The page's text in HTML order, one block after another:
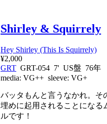
Shirley & Squirrely
Hey Shirley (This Is Squirrely)
¥2,000
GRT GRT-054 7' US盤 76年
media: VG++ sleeve: VG+
バッタもんと言うなかれ。そ
埋めに起用されることになる
ルです！